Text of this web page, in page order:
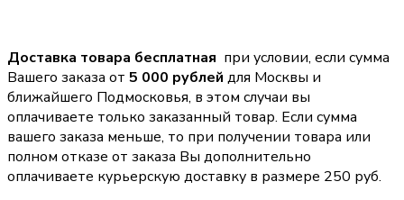
Доставка товара бесплатная при условии, если сумма
Вашего заказа от 5 000 рублей для Москвы и
ближайшего Подмосковья, в этом случаи вы
оплачиваете только заказанный товар. Если сумма
вашего заказа меньше, то при получении товара или
полном отказе от заказа Вы дополнительно
оплачиваете курьерскую доставку в размере 250 руб.